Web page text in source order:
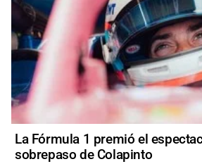
La Fórmula 1 premió el
sobrepaso de Colapinto